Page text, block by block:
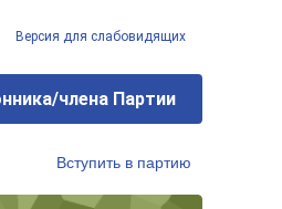
Версия для слабовидящих
члена Партии
Вступить в партию